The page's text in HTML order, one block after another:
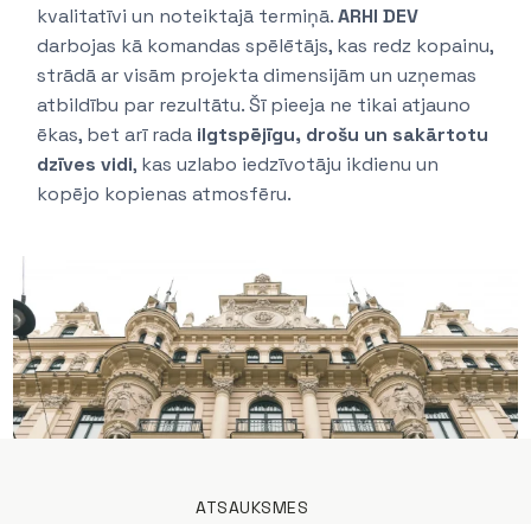
kvalitatīvi un noteiktajā termiņā.ARHI DEV
darbojas kā komandas spēlētājs, kas redz kopainu,
strādā ar visām projekta dimensijām un uzņemas
atbildību par rezultātu. Šī pieeja ne tikai atjauno
ēkas, bet arī rada ilgtspējīgu, drošu un sakārtotu
dzīves vidi, kas uzlabo iedzīvotāju ikdienu un
kopējo kopienas atmosfēru.
ATSAUKSMES